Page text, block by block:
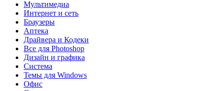
Мультимедиа
Интернет и сеть
Браузеры
Аптека
Драйвера и Кодеки
Все для Photoshop
Дизайн и графика
Система
Темы для Windows
Офис